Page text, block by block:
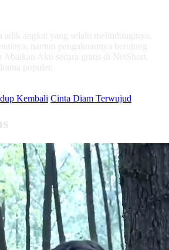
adik angkat yang selalu melindunginya.
namun pengakuannya berujung
Abaikan Aku secara gratis di NetShort.
populer.
Kembali Cinta Diam Terwujud